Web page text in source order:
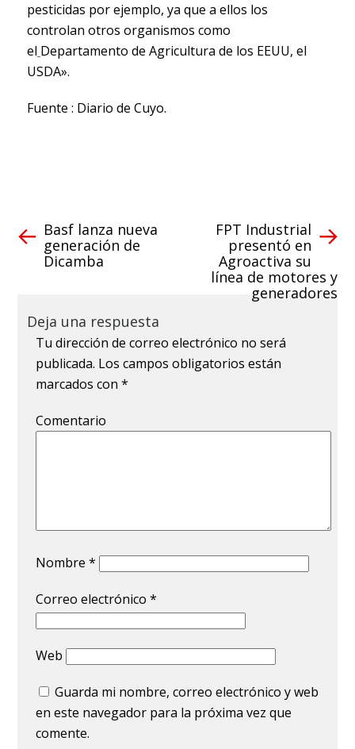
pesticidas por ejemplo, ya que a ellos los
controlan otros organismos como
el Departamento de Agricultura de los EEUU, el
USDA».
Fuente : Diario de Cuyo.
Basf lanza nueva
generación de
Dicamba
FPT Industrial
presentó en
Agroactiva su
línea de motores y
generadores
Deja una respuesta
Tu dirección de correo electrónico no será
publicada. Los campos obligatorios están
marcados con*
Comentario
Nombre*
Correo electrónico*
Web
Guarda mi nombre, correo electrónico y web
en este navegador para la próxima vez que
comente.